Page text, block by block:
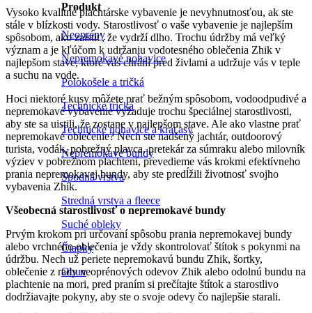
Produkt
Neoprény
Nepremokavé nohavice
Polokošele a tričká
Technické tričká
Technické nohavice a kraťasy
Nepremokavé bundy
Spodná vrstva
Stredná vrstva a fleece
Suché obleky
Čiapky
Obuv
Vysoko kvalitné plachtárske vybavenie je nevyhnutnosťou, ak ste
stále v blízkosti vody. Starostlivosť o vaše vybavenie je najlepším
spôsobom, ako zaistiť, že vydrží dlho. Trochu údržby má veľký
význam a je kľúčom k udržaniu vodotesného oblečenia Zhik v
najlepšom stave, ktoré vás chráni pred živlami a udržuje vás v teple
a suchu na vode.
Hoci niektoré kusy môžete prať bežným spôsobom, vodoodpudivé a
nepremokavé vybavenie vyžaduje trochu špeciálnej starostlivosti,
aby ste sa uistili, že zostane v najlepšom stave. Ale ako vlastne prať
nepremokavé oblečenie? Nech ste nadšený jachtár, outdoorový
turista, vodák, pobrežný plavca, pretekár za súmraku alebo milovník
výziev v pobrežnom plachtení, prevedieme vás krokmi efektívneho
prania nepremokavej bundy, aby ste predĺžili životnosť svojho
vybavenia Zhik.
Všeobecná starostlivosť o nepremokavé bundy
Prvým krokom pri určovaní spôsobu prania nepremokavej bundy
alebo vrchného oblečenia je vždy skontrolovať štítok s pokynmi na
údržbu. Nech už periete nepremokavú bundu Zhik, šortky,
oblečenie z rady neoprénových odevov Zhik alebo odolnú bundu na
plachtenie na mori, pred praním si prečítajte štítok a starostlivo
dodržiavajte pokyny, aby ste o svoje odevy čo najlepšie starali.